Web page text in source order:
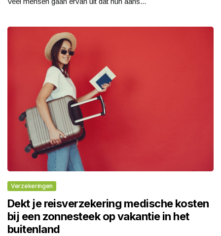
Verzekeringen
Dekt je reisverzekering medische kosten
bij een zonnesteek op vakantie in het
buitenland